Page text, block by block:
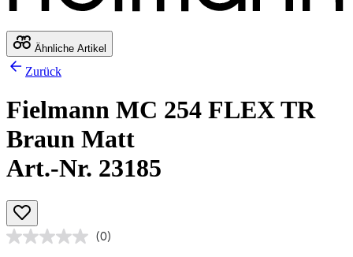
Ähnliche Artikel
Zurück
Fielmann MC 254 FLEX TR
Braun Matt
Art.-Nr. 23185
(0)